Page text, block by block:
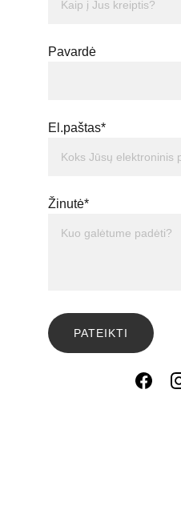
Pavardė
El.paštas*
Žinutė*
PATEIKTI